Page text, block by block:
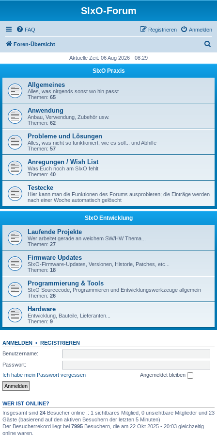
SIxO-Forum
FAQ Anmelden
Registrieren
Foren-Übersicht
h
Aktuelle Zeit: 06 Aug 2026 - 08:29
SIxO Praxis
Allgemeines
Alles, was nirgends sonst wo hin passt
Themen: 65
Anwendung
Anbau, Verwendung, Zubehör usw.
Themen: 62
Probleme und Lösungen
Alles, was nicht so funktioniert, wie es soll... und Abhilfe
Themen: 57
Anregungen / Wish List
Was Euch noch am SIxO fehlt
Themen: 40
Testecke
Hier kann man die Funktionen des Forums ausprobieren; die Einträge werden
nach einer Woche automatisch gelöscht
SIxO Entwicklung
Laufende Projekte
Wer arbeitet gerade an welchem SW/HW Thema...
Themen: 27
Firmware Updates
SIxO-Firmware-Updates, Versionen, Historie, Patches, etc...
Themen: 18
Programmierung & Tools
SIxO Sourcecode, Programmieren und Entwicklungswerkzeuge allgemein
Themen: 26
Hardware
Entwicklung, Bauteile, Lieferanten...
Themen: 9
ANMELDEN • REGISTRIEREN
Benutzername:
Passwort:
Ich habe mein Passwort vergessen
Angemeldet bleiben
WER IST ONLINE?
Insgesamt sind 24 Besucher online :: 1 sichtbares Mitglied, 0 unsichtbare Mitglieder und 23
Gäste (basierend auf den aktiven Besuchern der letzten 5 Minuten)
Der Besucherrekord liegt bei 7995 Besuchern, die am 22 Okt 2025 - 20:03 gleichzeitig
online waren.